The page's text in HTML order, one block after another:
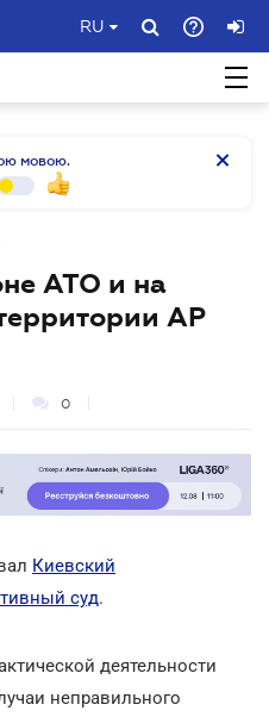
RU
мовою.
АТО и на
АР
0
Киевский
суд.
деятельности
неправильного